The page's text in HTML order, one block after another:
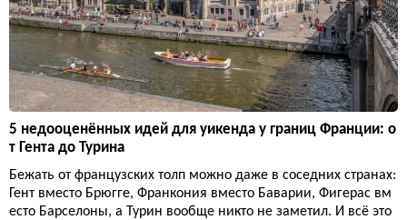
5 недооценённых идей для уикенда у границ Франции: о
т Гента до Турина
Бежать от французских толп можно даже в соседних странах:
Гент вместо Брюгге, Франкония вместо Баварии, Фигерас вм
есто Барселоны, а Турин вообще никто не заметил. И всё это